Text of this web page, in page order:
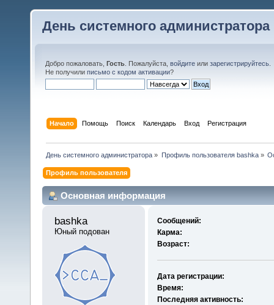
День системного администратора
Добро пожаловать, Гость . Пожалуйста, войдите или зарегистрируйтесь
Не получили письмо с кодом активации?
Начало Помощь Поиск Календарь Вход Регистрация
День системного администратора » Профиль пользователя bashka»
Профиль пользователя
Основная информация
bashka
Юный подован
Сообщений:
Карма:
Возраст:
Дата регистрации:
Время:
Последняя активность: